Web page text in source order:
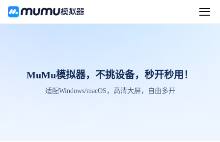
MuMu模拟器，不挑设备，秒开秒用！
适配Windows/macOS，高清大屏，自由多开